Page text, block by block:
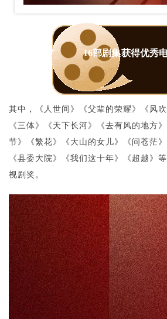
16部剧集获得优秀
其中，《人世间》《父辈的荣耀》《风
《三体》《天下长河》《去有风的地方
节》《繁花》《大山的女儿》《问苍茫
《县委大院》《我们这十年》《超越》
视剧奖。